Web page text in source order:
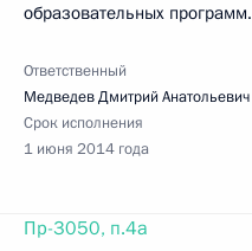
образовательных программ.
Ответственный
Медведев Дмитрий Анатольевич
Срок исполнения
1 июня 2014 года
Пр-3050, п.4а